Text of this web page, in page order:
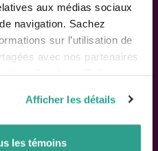
aux médias sociaux
navigation. Sachez
sur l’utilisation de
avec nos partenaires
auraient collectées lors
Afficher les détails
les témoins